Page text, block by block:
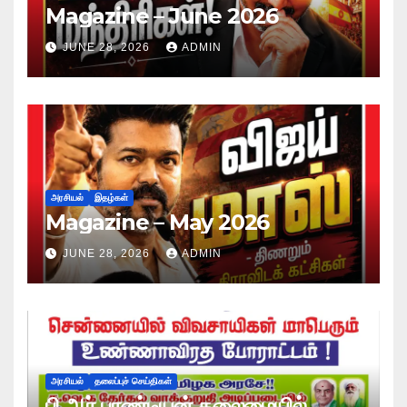
Magazine – June 2026
JUNE 28, 2026 ADMIN
அரசியல் இதழ்கள்
Magazine – May 2026
JUNE 28, 2026 ADMIN
அரசியல் தலைப்புச் செய்திகள்